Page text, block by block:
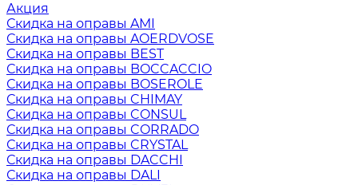
Акция
Скидка на оправы AMI
Скидка на оправы AOERDVOSE
Скидка на оправы BEST
Скидка на оправы BOCCACCIO
Скидка на оправы BOSEROLE
Скидка на оправы CHIMAY
Скидка на оправы CONSUL
Скидка на оправы CORRADO
Скидка на оправы CRYSTAL
Скидка на оправы DACCHI
Скидка на оправы DALI